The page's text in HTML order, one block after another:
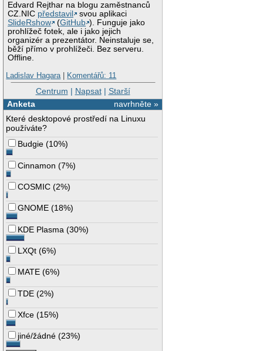
Edvard Rejthar na blogu zaměstnanců
CZ.NIC představil
svou aplikaci
SlideRshow
(GitHub ). Funguje jako
prohlížeč fotek, ale i jako jejich
organizér a prezentátor. Neinstaluje se,
běží přímo v prohlížeči. Bez serveru.
Offline.
Ladislav Hagara| Komentářů: 11
Centrum | Napsat| Starší
navrhněte »
Anketa
Které desktopové prostředí na Linuxu
používáte?
Budgie (10%)
Cinnamon (7%)
COSMIC (2%)
GNOME (18%)
KDE Plasma (30%)
LXQt (6%)
MATE (6%)
TDE (2%)
Xfce (15%)
jiné/žádné (23%)